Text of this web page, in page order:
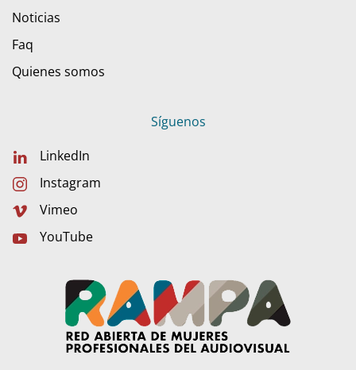
Noticias
Faq
Quienes somos
Síguenos
LinkedIn
Instagram
Vimeo
YouTube